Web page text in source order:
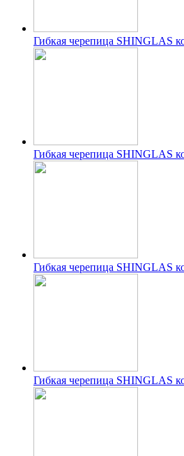
Гибкая черепица SHINGLAS
Гибкая черепица SHINGLAS
Гибкая черепица SHINGLAS
Гибкая черепица SHINGLAS